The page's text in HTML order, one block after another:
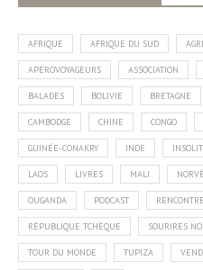
AFRIQUE AFRIQUE DU SUD
APÉROVOYAGEURS ASSOCIATION
BALADES BOLIVIE BRETAGNE
CAMBODGE CHINE CONGO
GUINÉE-CONAKRY INDE
LAOS LIVRES MALI
OUGANDA PODCAST
RÉPUBLIQUE TCHÈQUE SOURIRES
TOUR DU MONDE TUPIZA